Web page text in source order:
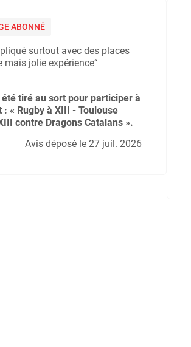
ABONNÉ
surtout avec des places
jolie expérience‘‘
été tiré au sort pour participer à
: « Rugby à XIII - Toulouse
contre Dragons Catalans ».
Avis déposé le 27 juil. 2026